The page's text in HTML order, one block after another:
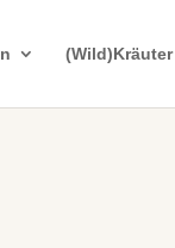
(Wild)Kräuter